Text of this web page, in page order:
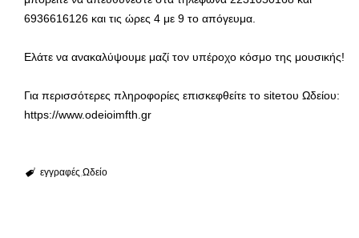
6936616126 και τις ώρες 4 με 9 το απόγευμα.
Ελάτε να ανακαλύψουμε μαζί τον υπέροχο κόσμο της μουσικής!
Για περισσότερες πληροφορίες επισκεφθείτε το siteτου Ωδείου:
https://www.odeioimfth.gr
εγγραφές Ωδείο